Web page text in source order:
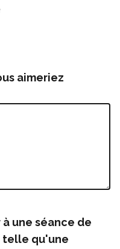
aimeriez
une séance de
telle qu'une